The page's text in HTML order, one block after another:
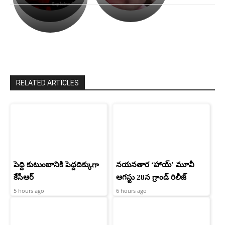
హీరోయిన్‏గా
శ్రీనిధి
ఉపాసన..
పాపం
రామ్
RELATED ARTICLES
పెద్ది కుటుంబానికి పెద్దదిక్కుగా
కేసీఆర్
5 hours ago
నయనతార ‘హాయ్’ మూవీ
ఆగస్టు 28న గ్రాండ్ రిలీజ్
6 hours ago